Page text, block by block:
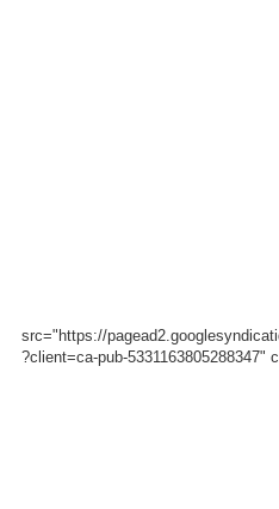
src="https://
?client=ca-pub-5331163805288347"